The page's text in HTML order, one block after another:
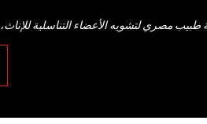
طبيب مصري لتشويه الأعضاء التناسلية